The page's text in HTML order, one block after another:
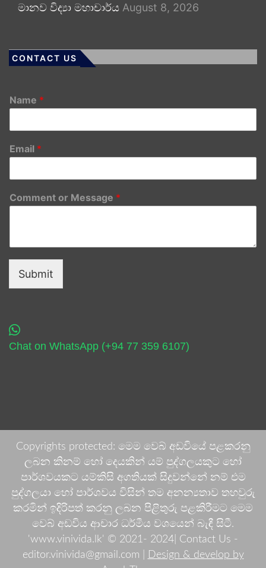
මානව විද්‍යා මහාචාර්ය August 8, 2026
CONTACT US
Name *
Email *
Comment or Message *
Submit
Chat on WhatsApp (+94 77 359 6107)
Copyrights protected: මෙම වෙබ් අඩවියේ පළකරනු
ලබන කිනම් හෝ දෙයකින් යම් පුද්ගලයකුට හෝ
පාර්ශවයකට යම්කිසි අගතියක් සිදුවන්නේ නම් එම
පුද්ගලයා හෝ පාර්ශවය විසින් තම අනන්‍යතාව තහවුරු
කරමින් ඉදිරිපත් කරනු ලබන පිළිතුරු පළකිරීමට මෙම
වෙබ් අඩවිය ආචාර ධර්මීය වශයෙන් බැඳී සිටී.
'www.vinivida.lk' © 2021- 2024| Contact Us -
editor.vinivida@gmail.com |
Design & develop by